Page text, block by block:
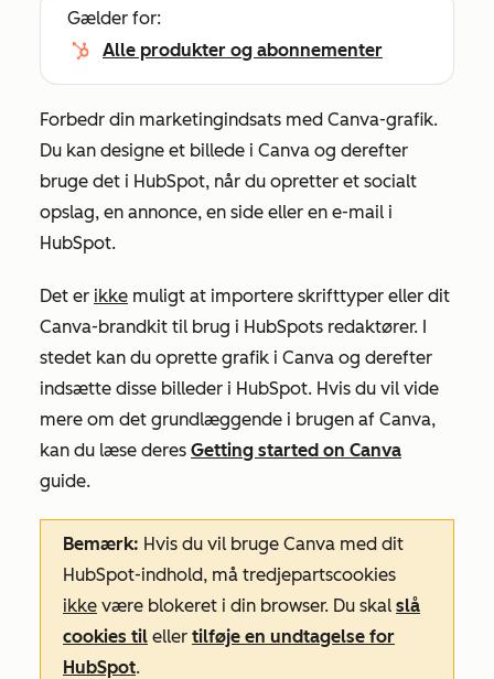
Gælder for:
Alle produkter og abonnementer
Forbedr din marketingindsats med Canva-grafik.
Du kan designe et billede i Canva og derefter
bruge det i HubSpot, når du opretter et socialt
opslag, en annonce, en side eller en e-mail i
HubSpot.
Det er ikke muligt at importere skrifttyper eller dit
Canva-brandkit til brug i HubSpots redaktører. I
stedet kan du oprette grafik i Canva og derefter
indsætte disse billeder i HubSpot. Hvis du vil vide
mere om det grundlæggende i brugen af Canva,
kan du læse deres Getting started on Canva
guide.
Bemærk: Hvis du vil bruge Canva med dit
HubSpot-indhold, må tredjepartscookies
ikke være blokeret i din browser. Du skal slå
cookies til eller tilføje en undtagelse for
HubSpot.